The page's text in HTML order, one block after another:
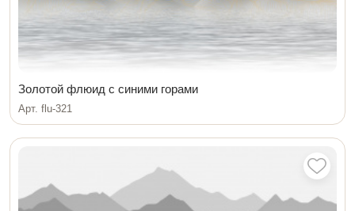
Золотой флюид с синими горами
Арт. flu-321